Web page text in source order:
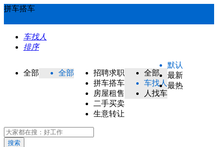
拼车搭车
车找人
排序
全部 全部
招聘求职
拼车搭车
房屋租售
二手买卖
生意转让
全部
车找人
人找车
默认
最新
最热
搜索